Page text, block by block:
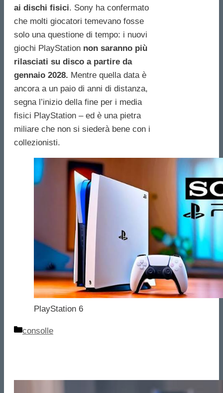
ai dischi fisici. Sony ha confermato
che molti giocatori temevano fosse
solo una questione di tempo: i nuovi
giochi PlayStation non saranno più
rilasciati su disco a partire da
gennaio 2028. Mentre quella data è
ancora a un paio di anni di distanza,
segna l’inizio della fine per i media
fisici PlayStation – ed è una pietra
miliare che non si siederà bene con i
collezionisti.
PlayStation 6
Categorie
consolle